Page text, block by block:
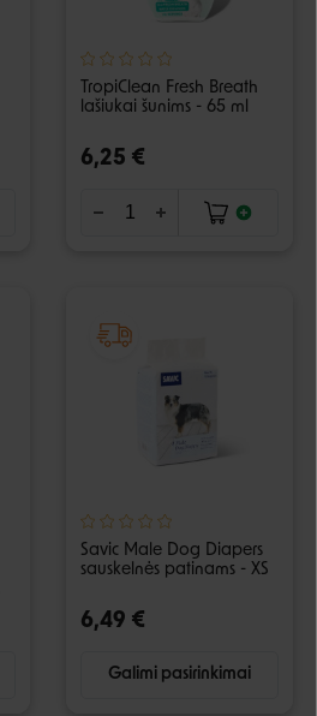
TropiClean Fresh Breath
lašiukai šunims - 65 ml
6,25 €
Savic Male Dog Diapers
sauskelnės patinams - XS
6,49 €
Galimi pasirinkimai